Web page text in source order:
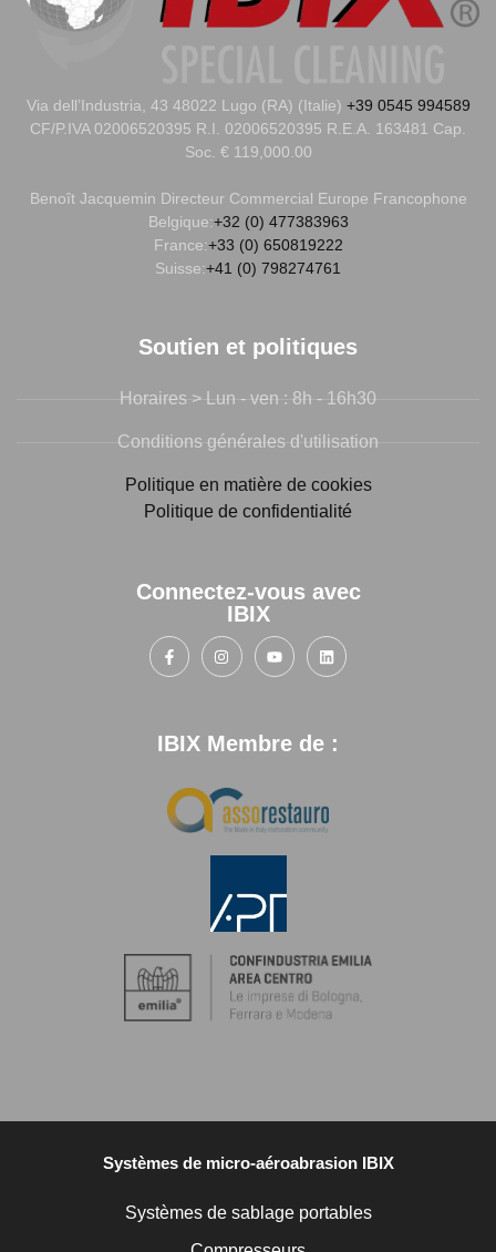
Via dell’Industria, 43 48022 Lugo (RA) (Italie) +39 0545 994589
CF/P.IVA 02006520395 R.I. 02006520395 R.E.A. 163481 Cap.
Soc. € 119,000.00
Benoît Jacquemin Directeur Commercial Europe Francophone
Belgique:+32 (0) 477383963
France:+33 (0) 650819222
Suisse:+41 (0) 798274761
Soutien et politiques
Horaires > Lun - ven : 8h - 16h30
Conditions générales d'utilisation
Politique en matière de cookies
Politique de confidentialité
Connectez-vous avec
IBIX
IBIX Membre de :
Systèmes de micro-aéroabrasion IBIX
Systèmes de sablage portables